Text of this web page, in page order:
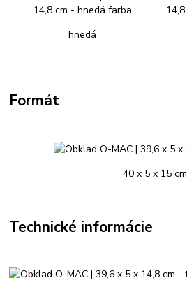
hnedá
Formát
40 x 5 x 15 cm
Technické informácie